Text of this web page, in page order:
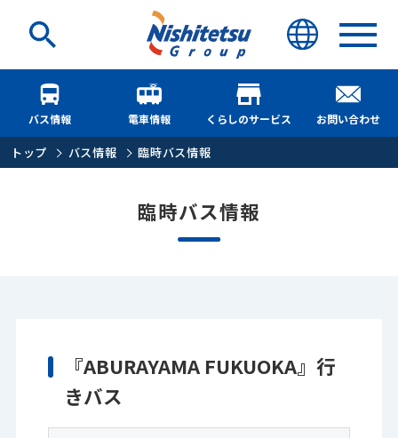
バス情報 電車情報 くらしのサービス お問い合わせ
トップ バス情報 臨時バス情報
臨時バス情報
『ABURAYAMA FUKUOKA』行
きバス